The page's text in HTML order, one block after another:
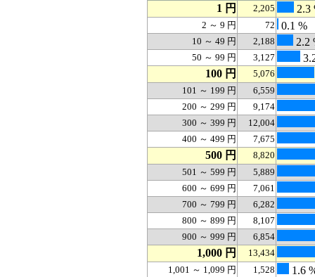
1 円 2,205 2.3
2 ～ 9 円 72 0.1 %
10 ～ 49 円 2,188 2.2
50 ～ 99 円 3,127
100 円
5,076
101 ～ 199 円
6,559
200 ～ 299 円
9,174
300 ～ 399 円
12,004
400 ～ 499 円
7,675
500 円
8,820
501 ～ 599 円
5,889
600 ～ 699 円
7,061
700 ～ 799 円
6,282
800 ～ 899 円
8,107
900 ～ 999 円
6,854
1,000 円
13,434
1,001 ～ 1,099 円
1,528 1.6